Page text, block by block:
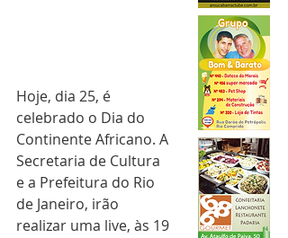
Hoje, dia 25, é
celebrado o Dia do
Continente Africano. A
Secretaria de Cultura
e a Prefeitura do Rio
de Janeiro, irão
realizar uma live, às 19